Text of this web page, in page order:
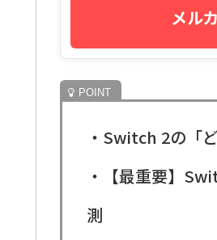
メル
・Switch 2の「
・【最重要】
測